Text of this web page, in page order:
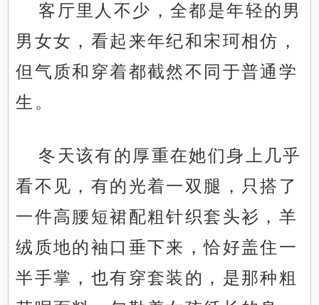
客厅里人不少，全都是年轻的男
男女女，看起来年纪和宋珂相仿，
但气质和穿着都截然不同于普通学
生。
冬天该有的厚重在她们身上几乎
看不见，有的光着一双腿，只搭了
一件高腰短裙配粗针织套头衫，羊
绒质地的袖口垂下来，恰好盖住一
半手掌，也有穿套装的，是那种粗